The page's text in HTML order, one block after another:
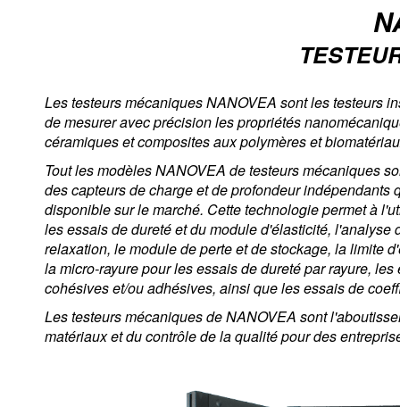
Les testeurs mécaniques NANOVEA sont les testeurs
de mesurer avec précision les propriétés
céramiques et composites aux polymères et
Tout les modèles NANOVEA de testeurs mécaniques
des capteurs de charge et de profondeur
disponible sur le marché. Cette technologie permet à
les essais de dureté et du module d'élasticité,
relaxation, le module de perte et de stockage, la limite
la micro-rayure pour les essais de dureté par rayure,
cohésives et/ou adhésives, ainsi que les essais de
Les testeurs mécaniques de NANOVEA sont
matériaux et du contrôle de la qualité pour des